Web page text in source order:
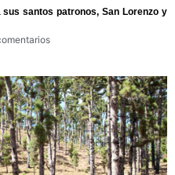
santos patronos, San Lorenzo y